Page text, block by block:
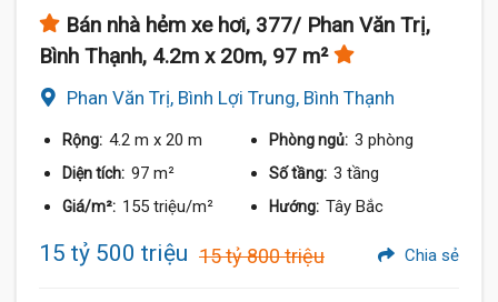
Bán nhà hẻm xe hơi, 377/ Phan Văn Trị,
Bình Thạnh, 4.2m x 20m, 97 m²
Phan Văn Trị, Bình Lợi Trung, Bình Thạnh
Rộng: 4.2 m x 20 m Phòng ngủ: 3 phòng
Diện tích: 97 m² Số tầng: 3 tầng
Giá/m²: 155 triệu/m² Hướng: Tây Bắc
15 tỷ 500 triệu 15 tỷ 800 triệu Chia sẻ